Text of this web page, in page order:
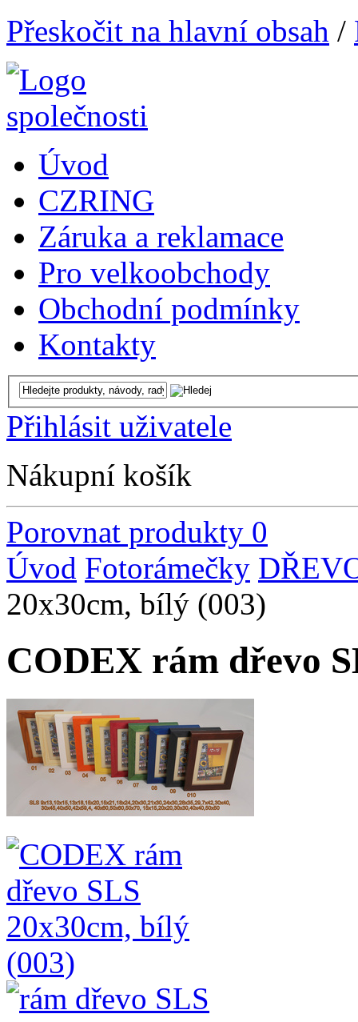
Přeskočit na hlavní obsah /
Úvod
CZRING
Záruka a reklamace
Pro velkoobchody
Obchodní podmínky
Kontakty
Přihlásit uživatele
Nákupní košík
Porovnat produkty 0
Úvod Fotorámečky
20x30cm, bílý (003)
CODEX rám dřevo